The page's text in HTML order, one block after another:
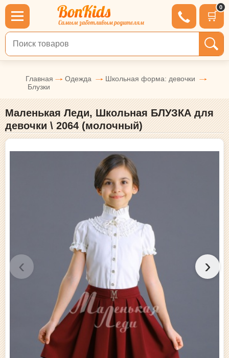
🛒
0
Поиск по товарам
Главная Одежда
Школьная форма: девочки
Блузки
Маленькая Леди, Школьная БЛУЗКА для
девочки \ 2064 (молочный)
‹ ›